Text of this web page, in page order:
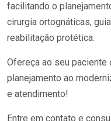
facilitando o
cirurgia ortognáticas,
reabilitação protética.
Ofereça ao seu
planejamento ao
e atendimento!
Entre em contato e